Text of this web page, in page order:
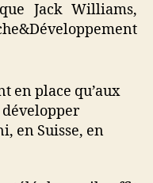
Jack Williams,
en place qu’aux
en Suisse, en